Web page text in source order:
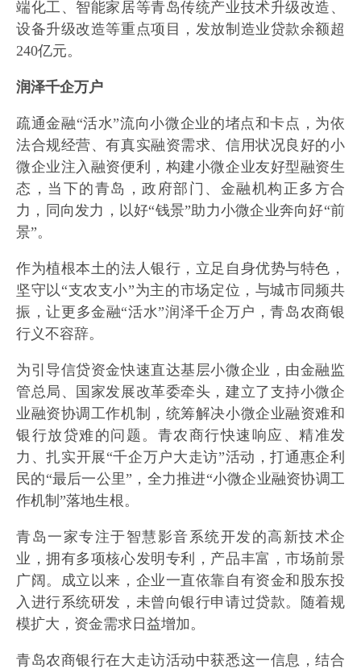
端化工、智能家居等青岛传统产业技术升级改造、
设备升级改造等重点项目，发放制造业贷款余额超
240亿元。
润泽千企万户
疏通金融“活水”流向小微企业的堵点和卡点，为依
法合规经营、有真实融资需求、信用状况良好的小
微企业注入融资便利，构建小微企业友好型融资生
态，当下的青岛，政府部门、金融机构正多方合
力，同向发力，以好“钱景”助力小微企业奔向好“前
景”。
作为植根本土的法人银行，立足自身优势与特色，
坚守以“支农支小”为主的市场定位，与城市同频共
振，让更多金融“活水”润泽千企万户，青岛农商银
行义不容辞。
为引导信贷资金快速直达基层小微企业，由金融监
管总局、国家发展改革委牵头，建立了支持小微企
业融资协调工作机制，统筹解决小微企业融资难和
银行放贷难的问题。青农商行快速响应、精准发
力、扎实开展“千企万户大走访”活动，打通惠企利
民的“最后一公里”，全力推进“小微企业融资协调工
作机制”落地生根。
青岛一家专注于智慧影音系统开发的高新技术企
业，拥有多项核心发明专利，产品丰富，市场前景
广阔。成立以来，企业一直依靠自有资金和股东投
入进行系统研发，未曾向银行申请过贷款。随着规
模扩大，资金需求日益增加。
青岛农商银行在大走访活动中获悉这一信息，结合